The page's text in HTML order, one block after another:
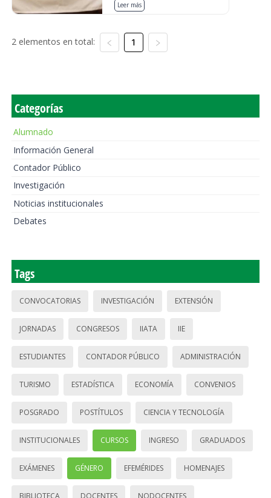
Leer más
2 elementos en total: 1
Categorías
Alumnado
Información General
Contador Público
Investigación
Noticias institucionales
Debates
Tags
CONVOCATORIAS INVESTIGACIÓN EXTENSIÓN
JORNADAS CONGRESOS IIATA IIE
ESTUDIANTES CONTADOR PÚBLICO ADMINISTRACIÓN
TURISMO ESTADÍSTICA ECONOMÍA CONVENIOS
POSGRADO POSTÍTULOS CIENCIA Y TECNOLOGÍA
INSTITUCIONALES CURSOS INGRESO GRADUADOS
EXÁMENES GÉNERO EFEMÉRIDES HOMENAJES